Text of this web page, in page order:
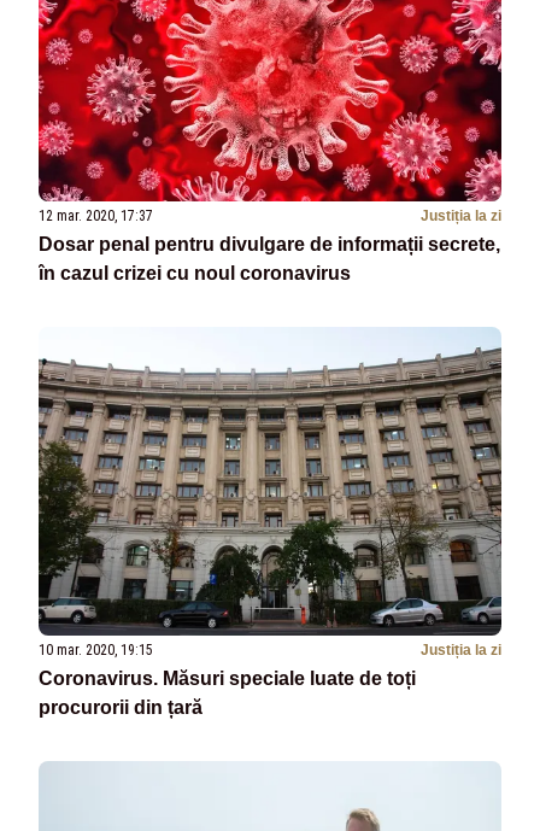
12 mar. 2020, 17:37 Justiția la zi
Dosar penal pentru divulgare de informații secrete,
în cazul crizei cu noul coronavirus
10 mar. 2020, 19:15 Justiția la zi
Coronavirus. Măsuri speciale luate de toți
procurorii din țară